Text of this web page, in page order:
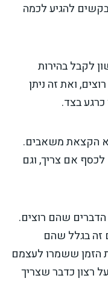
להגיע לכמה
לקבל בהירות
ואת זה ניתן
בצד.
הקצאת משאבים.
לכסף אם צריך, וגם
שהם רוצים.
זה בגלל שהם
הזמן ששמרו לעצמם
רצון כדבר שצריך